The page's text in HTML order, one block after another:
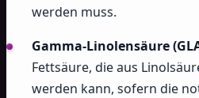
werden muss.
Gamma-Linolensäure
Fettsäure, die aus
werden kann, sofern die